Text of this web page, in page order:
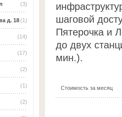
(3)
(1)
д. 18
(14)
(17)
(2)
(1)
(2)
шаговой
Пятерочка и
до двух
мин.).
Стоимость за месяц